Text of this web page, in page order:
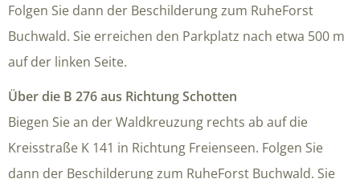
Folgen Sie dann der Beschilderung zum RuheForst
Buchwald. Sie erreichen den Parkplatz nach etwa 500 m
auf der linken Seite.
Über die B 276 aus Richtung Schotten
Biegen Sie an der Waldkreuzung rechts ab auf die
Kreisstraße K 141 in Richtung Freienseen. Folgen Sie
dann der Beschilderung zum RuheForst Buchwald. Sie